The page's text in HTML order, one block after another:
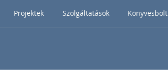
Projektek Szolgáltatások Könyvesbolt